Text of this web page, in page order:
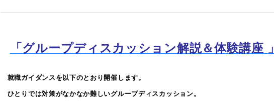
「グループディスカッション解説＆体験講座
就職ガイダンスを以下のとおり開催します。
ひとりでは対策がなかなか難しいグループディスカッション。